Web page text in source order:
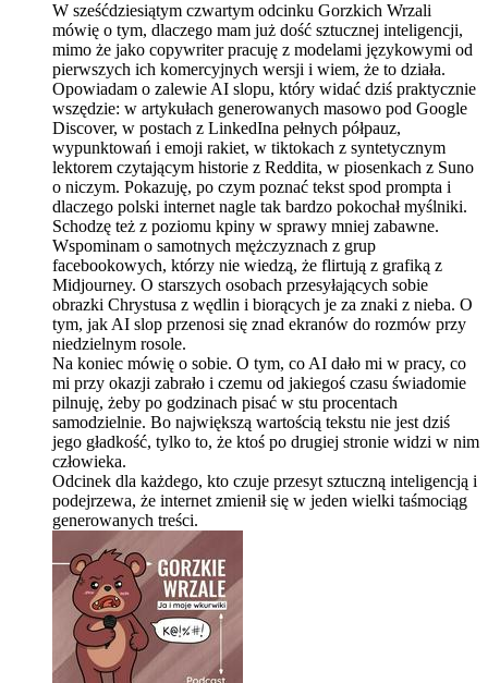
W sześćdziesiątym czwartym odcinku Gorzkich Wrzali
mówię o tym, dlaczego mam już dość sztucznej inteligencji,
mimo że jako copywriter pracuję z modelami językowymi od
pierwszych ich komercyjnych wersji i wiem, że to działa.
Opowiadam o zalewie AI slopu, który widać dziś praktycznie
wszędzie: w artykułach generowanych masowo pod Google
Discover, w postach z LinkedIna pełnych półpauz,
wypunktowań i emoji rakiet, w tiktokach z syntetycznym
lektorem czytającym historie z Reddita, w piosenkach z Suno
o niczym. Pokazuję, po czym poznać tekst spod prompta i
dlaczego polski internet nagle tak bardzo pokochał myślniki.
Schodzę też z poziomu kpiny w sprawy mniej zabawne.
Wspominam o samotnych mężczyznach z grup
facebookowych, którzy nie wiedzą, że flirtują z grafiką z
Midjourney. O starszych osobach przesyłających sobie
obrazki Chrystusa z wędlin i biorących je za znaki z nieba. O
tym, jak AI slop przenosi się znad ekranów do rozmów przy
niedzielnym rosole.
Na koniec mówię o sobie. O tym, co AI dało mi w pracy, co
mi przy okazji zabrało i czemu od jakiegoś czasu świadomie
pilnuję, żeby po godzinach pisać w stu procentach
samodzielnie. Bo największą wartością tekstu nie jest dziś
jego gładkość, tylko to, że ktoś po drugiej stronie widzi w nim
człowieka.
Odcinek dla każdego, kto czuje przesyt sztuczną inteligencją i
podejrzewa, że internet zmienił się w jeden wielki taśmociąg
generowanych treści.